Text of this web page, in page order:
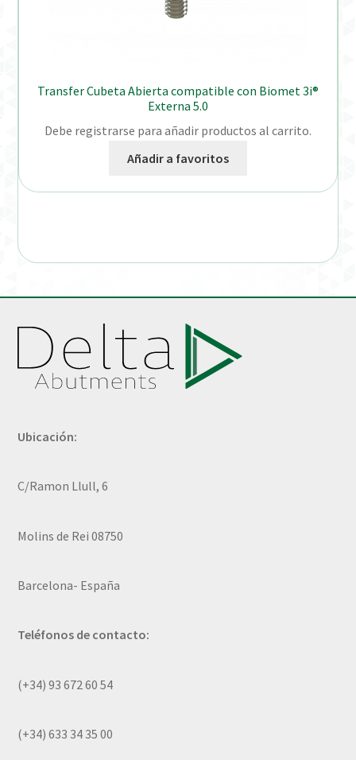
Transfer Cubeta Abierta compatible con Biomet 3i®
Externa 5.0
Debe registrarse para añadir productos al carrito.
Añadir a favoritos
Ubicación:
C/Ramon Llull, 6
Molins de Rei 08750
Barcelona- España
Teléfonos de contacto:
(+34) 93 672 60 54
(+34) 633 34 35 00